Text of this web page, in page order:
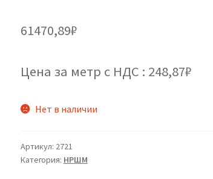
61470,89₽
Цена за метр с НДС : 248,87₽
Нет в наличии
Артикул: 2721
Категория: НРШМ